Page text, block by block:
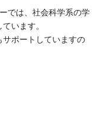
では、社会科学系の学
います。
サポートしていますの